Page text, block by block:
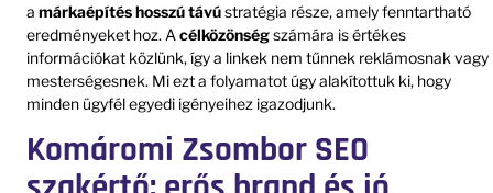
a márkaépítés hosszú távústratégia része, amely fenntartható
eredményeket hoz. Acélközönségszámára is értékes
információkat közlünk, így a linkek nem tűnnek reklámosnak vagy
mesterségesnek. Mi ezt a folyamatot úgy alakítottuk ki, hogy
minden ügyfél egyedi igényeihez igazodjunk.
Komáromi Zsombor SEO